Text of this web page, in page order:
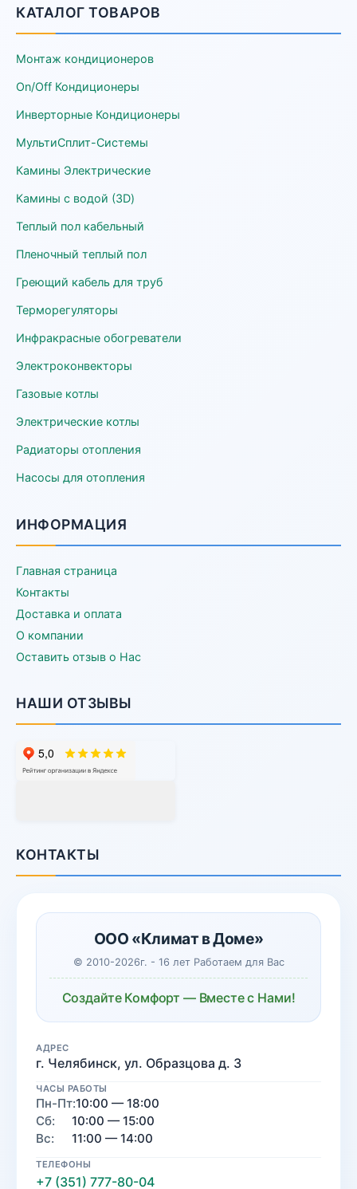
КАТАЛОГ ТОВАРОВ
Монтаж кондиционеров
On/Off Кондиционеры
Инверторные Кондиционеры
МультиСплит-Системы
Камины Электрические
Камины с водой (3D)
Теплый пол кабельный
Пленочный теплый пол
Греющий кабель для труб
Терморегуляторы
Инфракрасные обогреватели
Электроконвекторы
Газовые котлы
Электрические котлы
Радиаторы отопления
Насосы для отопления
ИНФОРМАЦИЯ
Главная страница
Контакты
Доставка и оплата
О компании
Оставить отзыв о Нас
НАШИ ОТЗЫВЫ
КОНТАКТЫ
ООО «Климат в Доме»
© 2010-2026г. - 16 лет Работаем для Вас
Создайте Комфорт — Вместе с Нами!
АДРЕС
г. Челябинск, ул. Образцова д. 3
ЧАСЫ РАБОТЫ
Пн-Пт:10:00 — 18:00
Сб:
10:00 — 15:00
Вс:
11:00 — 14:00
ТЕЛЕФОНЫ
+7 (351) 777-80-04